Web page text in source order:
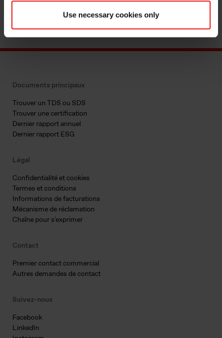
Use necessary cookies only
Documents principaux
Trouver un TDS ou SDS
Trouver une certification
Dernier rapport annuel
Dernier rapport ESG
Légal
Confidentialité et cookies
Termes et conditions
Informations de facturations
Mécanisme de réclamation
Chaîne pour s'exprimer
Contact
Premier contact commercial
Autres demandes de contact
Suivez-nous
Facebook
LinkedIn